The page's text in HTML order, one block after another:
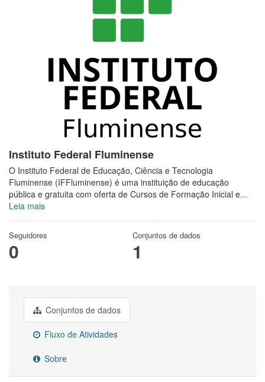
Instituto Federal Fluminense
O Instituto Federal de Educação, Ciência e Tecnologia
Fluminense (IFFluminense) é uma instituição de educação
pública e gratuita com oferta de Cursos de Formação Inicial e...
Leia mais
Seguidores
0
Conjuntos de dados
1
Conjuntos de dados
Fluxo de Atividades
Sobre